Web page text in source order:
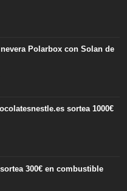
Polarbox con Solan de
sortea 1000€
300€ en combustible